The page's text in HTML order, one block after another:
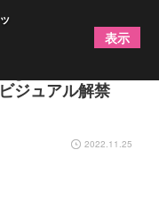
Vol.1 松村龍
ジュアル解禁
2022.11.25
表示